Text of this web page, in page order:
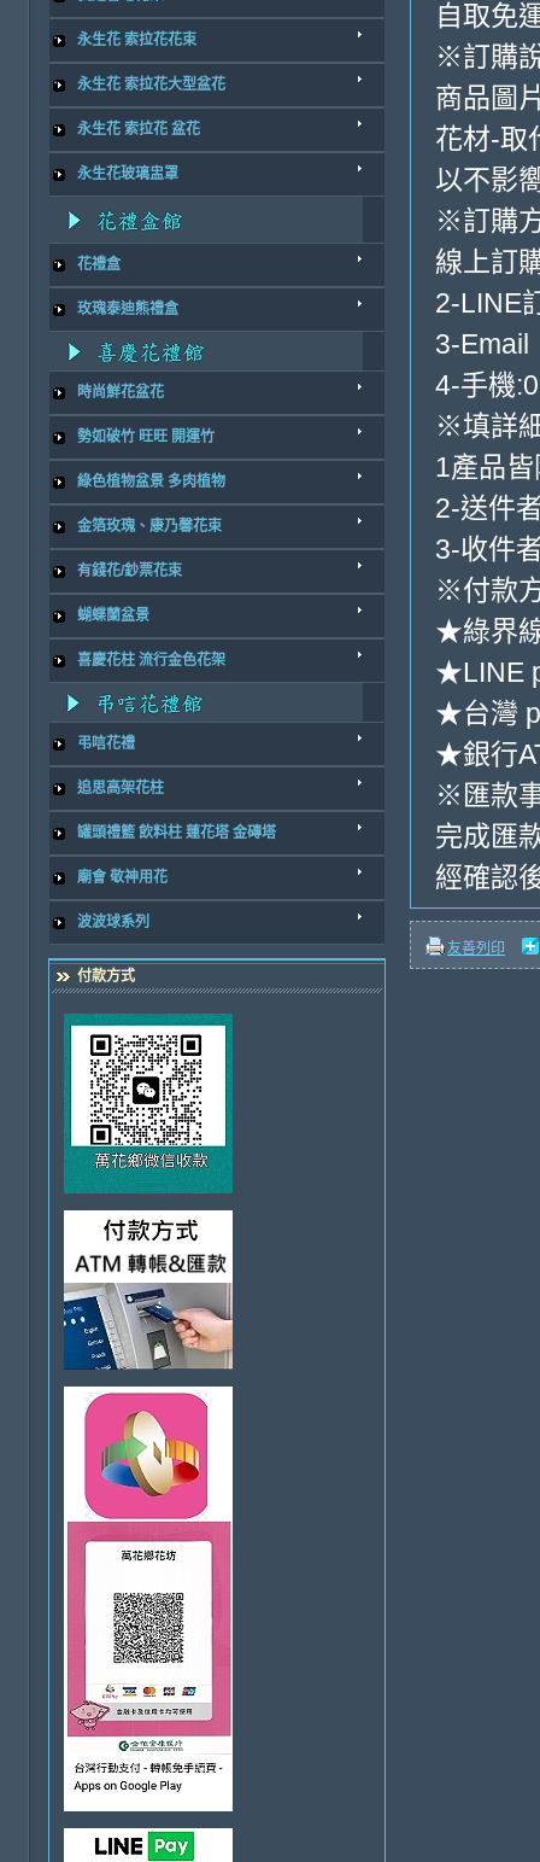
永生花 索拉花花束
永生花 索拉花大型盆花
永生花 索拉花 盆花
永生花玻璃盅罩
花禮盒
玫瑰泰迪熊禮盒
時尚鮮花盆花
勢如破竹 旺旺 開運竹
綠色植物盆景 多肉植物
金箔玫瑰、康乃馨花束
有錢花/鈔票花束
蝴蝶蘭盆景
喜慶花柱 流行金色花架
弔唁花禮
追思高架花柱
罐頭禮籃 飲料柱 蓮花塔 金磚塔
廟會 敬神用花
波波球系列
付款方式
自取免
※訂購
商品圖
花材-取
以不影
※訂購
線上訂
2-LINE
3-Email
4-手機
※填詳
1產品
2-送件
3-收件
※付款
★綠界
★LINE
★台灣
★銀行
※匯款
完成匯
經確認
友善列印